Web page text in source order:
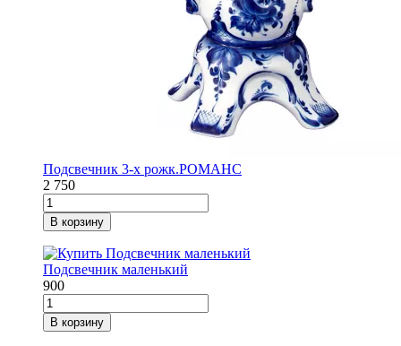
Подсвечник 3-х рожк.РОМАНС
2 750
В корзину
Подсвечник маленький
900
В корзину